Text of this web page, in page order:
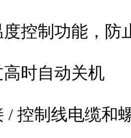
度控制功能，防
高时自动关机
/控制线电缆和